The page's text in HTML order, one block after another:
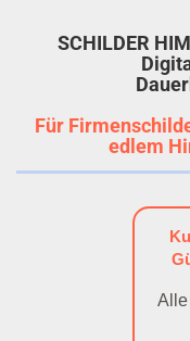
SCHILDER
Für
edlem
Alle